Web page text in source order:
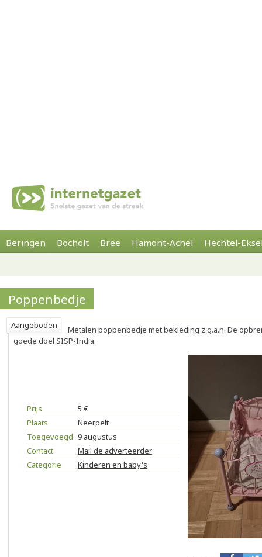
Beringen Bocholt Bree Hamont-Achel Hechtel-
Poppenbedje
Aangeboden
Metalen poppenbedje met bekleding z.g.a.n. De
goede doel SISP-India.
Prijs
5 €
Plaats
Neerpelt
Toegevoegd 9 augustus
Contact
Mail de adverteerder
Categorie
Kinderen en baby's